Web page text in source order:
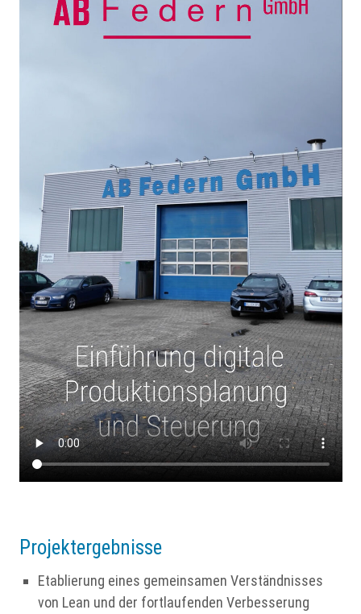
Projektergebnisse
Etablierung eines gemeinsamen Verständnisses
von Lean und der fortlaufenden Verbesserung